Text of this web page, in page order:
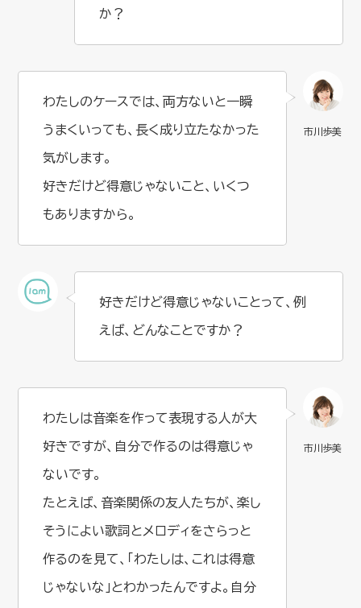
か？
わたしのケースでは、両方ないと一瞬
うまくいっても、長く成り立たなかった
気がします。
好きだけど得意じゃないこと、いくつ
もありますから。
好きだけど得意じゃないことって、例
えば、どんなことですか？
わたしは音楽を作って表現する人が大
好きですが、自分で作るのは得意じゃ
ないです。
たとえば、音楽関係の友人たちが、楽し
そうによい歌詞とメロディをさらっと
作るのを見て、「わたしは、これは得意
じゃないな」とわかったんですよ。自分